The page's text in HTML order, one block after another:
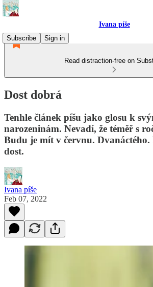
Ivana píše
Subscribe
Sign in
Read distraction-free on
Dost dobrá
Tenhle článek píšu jako glosu k
narozeninám. Nevadí, že téměř s
Budu je mít v červnu. Dvanáctého.
dost.
Ivana píše
Feb 07, 2022